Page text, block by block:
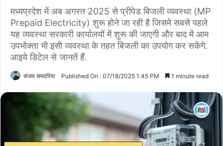
मध्यप्रदेश में अब अगस्त 2025 से प्रीपेड बिजली व्यवस्था (MP
Prepaid Electricity) शुरू होने जा रही है जिसमे सबसे पहले
यह व्यवस्था सरकारी कार्यालयों में शुरू की जाएगी और बाद में आम
उपभोक्ता भी इसी व्यवस्था के तहत बिजली का उपयोग कर सकेंगे.
आइये डिटेल से जानतें हैं.
संजय समदरिया Published On : 07/18/2025 1:45 PM 1 minute read